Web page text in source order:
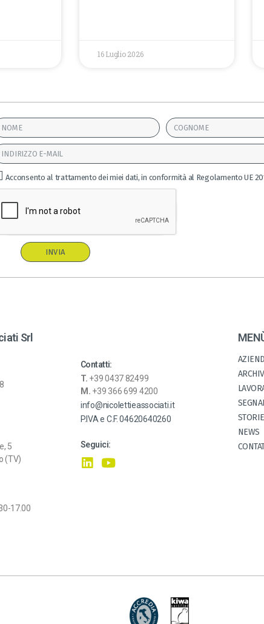
16 Luglio 2026
Acconsento al trattamento dei miei dati, in conformità al Regolamento UE
INVIA
Srl
5
(TV)
17.00
Contatti:
T. +39 0437 82499
M. +39 366 699 4200
info@nicolettieassociati.it
P.IVA e C.F. 04620640260
Seguici:
NEWS